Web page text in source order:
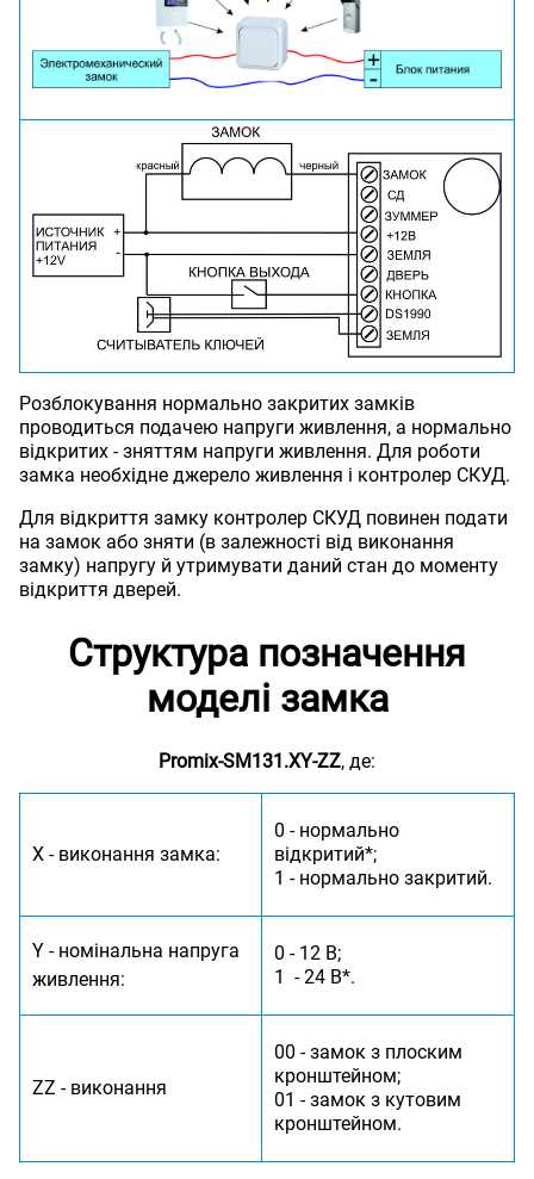
Розблокування нормально закритих замків
проводиться подачею напруги живлення, а нормально
відкритих - зняттям напруги живлення. Для роботи
замка необхідне джерело живлення і контролер СКУД.
Для відкриття замку контролер СКУД повинен подати
на замок або зняти (в залежності від виконання
замку) напругу й утримувати даний стан до моменту
відкриття дверей.
Структура позначення
моделі замка
Promix-SM131.XY-ZZ, де:
X - виконання замка:
0 - нормально
відкритий*;
1 - нормально закритий.
Y - номінальна напруга
живлення:
0 - 12 В;
1 - 24 В*.
ZZ - виконання
00 - замок з плоским
кронштейном;
01 - замок з кутовим
кронштейном.